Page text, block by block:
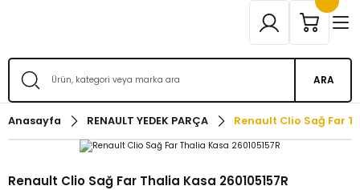
ARA
Anasayfa RENAULT YEDEK PARÇA Renault Clio Sağ Far
Renault Clio Sağ Far Thalia Kasa 260105157R